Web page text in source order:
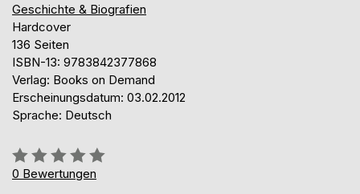
Geschichte & Biografien
Hardcover
136 Seiten
ISBN-13: 9783842377868
Verlag: Books on Demand
Erscheinungsdatum: 03.02.2012
Sprache: Deutsch
Bewertung::
0%
0 Bewertungen